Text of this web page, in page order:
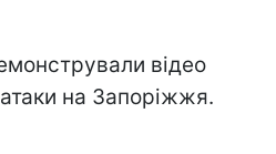
відео
на Запоріжжя.